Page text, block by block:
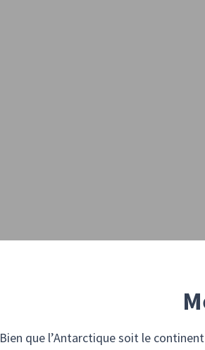
Bien que l’Antarctique soit le